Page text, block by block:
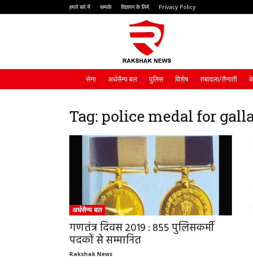
हमारे बारे में सम्पर्क विज्ञापन के लिये Privacy Policy
सेना अर्धसैन्य बल पुलिस विशेष तबादला/तैनाती
Tag: police medal for
अर्धसैन्य बल
गणतंत्र दिवस 2019 : 855 पुलिसकर्मी
पदकों से सम्मानित
Rakshak News